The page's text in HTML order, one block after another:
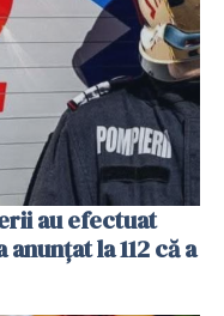
au efectuat
la 112 că a